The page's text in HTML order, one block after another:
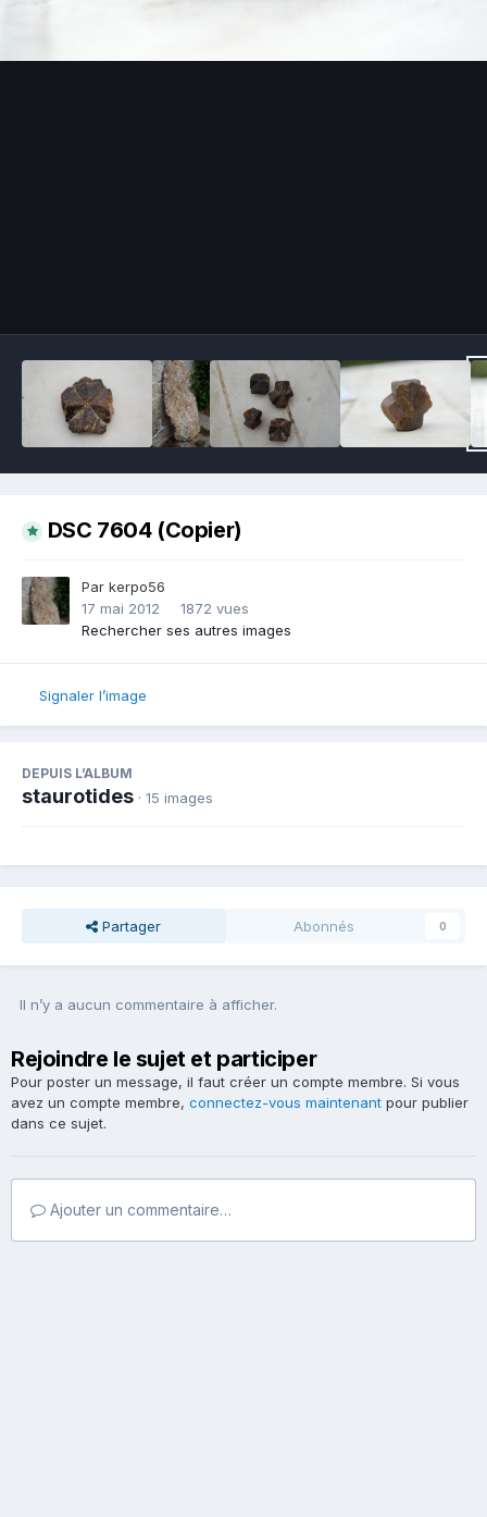
DSC 7604 (Copier)
Par kerpo56
17 mai 2012
1872 vues
Rechercher ses autres images
Signaler l’image
DEPUIS L’ALBUM
staurotides · 15 images
Partager Abonnés 0
Il n’y a aucun commentaire à afficher.
Rejoindre le sujet et participer
Pour poster un message, il faut créer un compte membre. Si vous
avez un compte membre, connectez-vous maintenant pour publier
dans ce sujet.
Ajouter un commentaire…